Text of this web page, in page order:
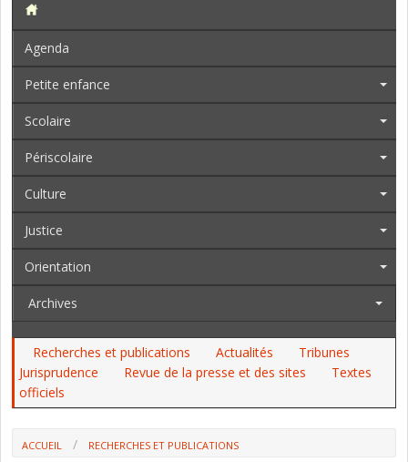
Agenda
Petite enfance
Scolaire
Périscolaire
Culture
Justice
Orientation
Archives
Recherches et publications Actualités
Tribunes
Jurisprudence
Revue de la presse et des sites
Textes
officiels
ACCUEIL RECHERCHES ET PUBLICATIONS